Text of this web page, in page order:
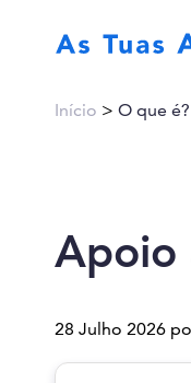
Início > O que é?
Apoio
28 Julho 2026